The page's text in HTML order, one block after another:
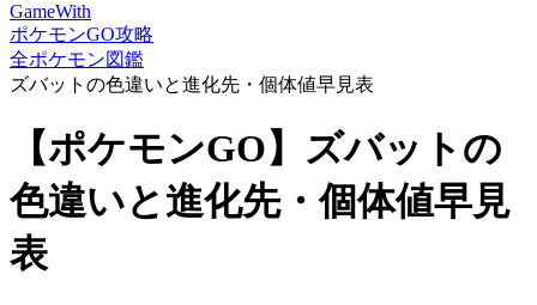
GameWith
ポケモンGO攻略
全ポケモン図鑑
ズバットの色違いと進化先・個体値早見表
【ポケモンGO】ズバットの
色違いと進化先・個体値早見
表